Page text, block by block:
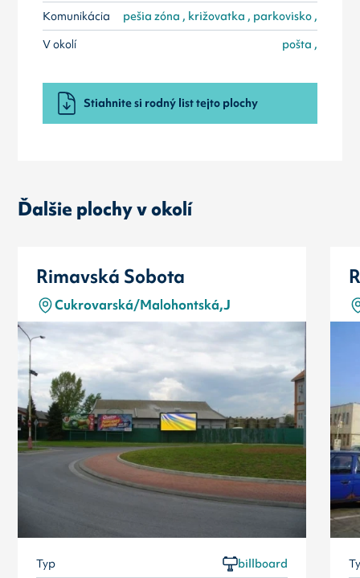
Komunikácia
pešia zóna , križovatka , parkovisko ,
V okolí
pošta ,
Stiahnite si rodný list tejto plochy
Ďalšie plochy v okolí
Rimavská Sobota
Cukrovarská/Malohontská,J
Typ billboard